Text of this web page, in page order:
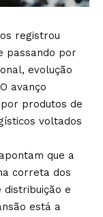
registrou
passando por
evolução
avanço
produtos de
voltados
que a
correta dos
e
está a